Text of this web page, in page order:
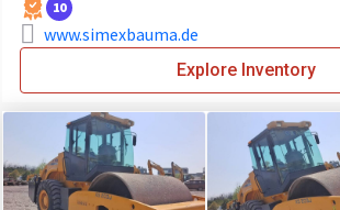
10
www.simexbauma.de
Explore Inventory